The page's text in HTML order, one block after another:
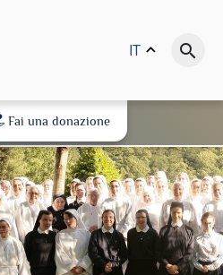
IT keyboard_arrow_up search
Fai una donazione